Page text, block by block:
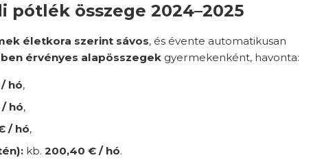
pótlék összege 2024–2025
életkora szerint sávos, és évente automatikusan
érvényes alapösszegek gyermekenként, havonta:
hó,
hó,
/ hó,
kb. 200,40 € / hó.